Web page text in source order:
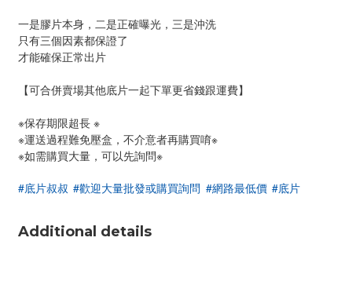
一是膠片本身，二是正確曝光，三是沖洗
只有三個因素都保證了
才能確保正常出片
【可合併賣場其他底片一起下單更省錢跟運費】
※保存期限超長 ※
※運送過程難免壓盒，不介意者再購買唷※
※如需購買大量，可以先詢問※
#底片叔叔 #歡迎大量批發或購買詢問 #網路最低價 #底片
Additional details